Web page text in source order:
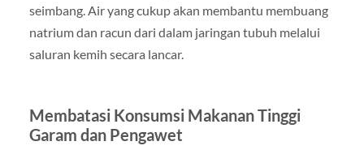
seimbang. Air yang cukup akan membantu membuang
natrium dan racun dari dalam jaringan tubuh melalui
saluran kemih secara lancar.
Membatasi Konsumsi Makanan Tinggi
Garam dan Pengawet